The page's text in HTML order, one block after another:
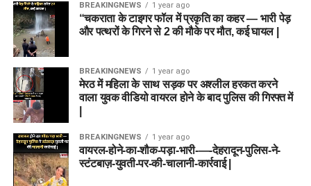
BREAKINGNEWS 1 year ago
“चकराता के टाइगर फॉल में प्रकृति का कहर — भारी पेड़
और पत्थरों के गिरने से 2 की मौके पर मौत, कई घायल |
BREAKINGNEWS 1 year ago
मेरठ में महिला के साथ सड़क पर अश्लील हरकत करने
वाला युवक वीडियो वायरल होने के बाद पुलिस की गिरफ्त में
BREAKINGNEWS 1 year ago
वायरल-होने-का-शौक-पड़ा-भारी-—-देहरादून-पुलिस-ने-
स्टंटबाज़-युवती-पर-की-चालानी-कार्रवाई |